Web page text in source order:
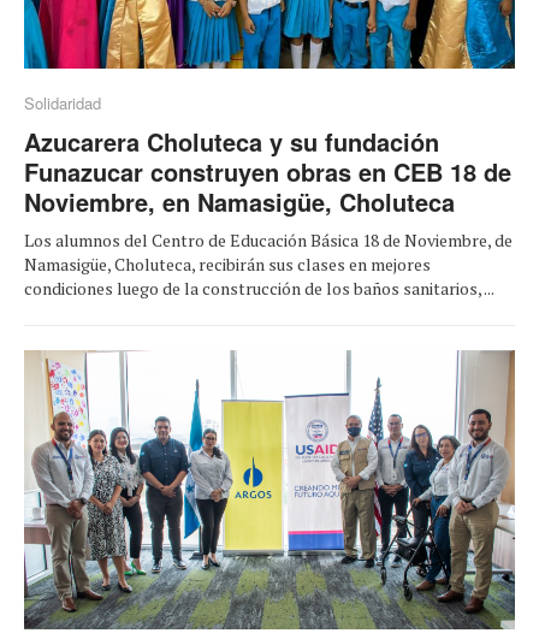
Solidaridad
Azucarera Choluteca y su fundación
Funazucar construyen obras en CEB 18 de
Noviembre, en Namasigüe, Choluteca
Los alumnos del Centro de Educación Básica 18 de Noviembre, de
Namasigüe, Choluteca, recibirán sus clases en mejores
condiciones luego de la construcción de los baños sanitarios, ...